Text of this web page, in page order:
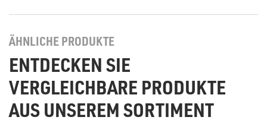
ÄHNLICHE PRODUKTE
ENTDECKEN SIE
VERGLEICHBARE PRODUKTE
AUS UNSEREM SORTIMENT